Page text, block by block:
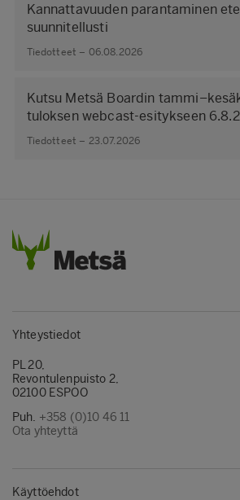
Kannattavuuden parantaminen
suunnitellusti
Tiedotteet – 06.08.2026
Kutsu Metsä Boardin
tuloksen webcast-esitykseen
Tiedotteet – 23.07.2026
Yhteystiedot
PL 20,
Revontulenpuisto 2,
02100 ESPOO
Puh. +358 (0)10 46 11
Ota yhteyttä
Käyttöehdot